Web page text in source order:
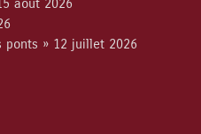
août 2026
» 12 juillet 2026